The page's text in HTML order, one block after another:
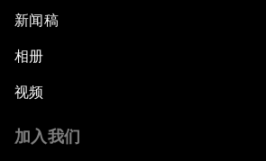
新闻稿
相册
视频
加入我们